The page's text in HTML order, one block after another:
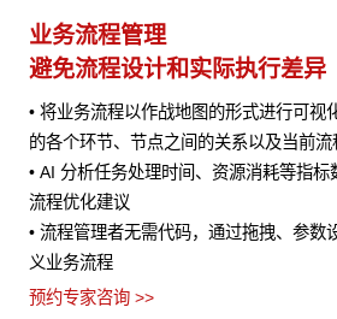
业务流程管理
避免流程设计和实际执行差异
• 将业务流程以作战地图的形式进行可视
的各个环节、节点之间的关系以及当前
• AI 分析任务处理时间、资源消耗等指
流程优化建议
• 流程管理者无需代码，通过拖拽、参数
义业务流程
预约专家咨询 >>